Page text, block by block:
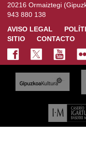
20216 Ormaiztegi
943 880 138
AVISO LEGAL
SITIO
CONTACTO